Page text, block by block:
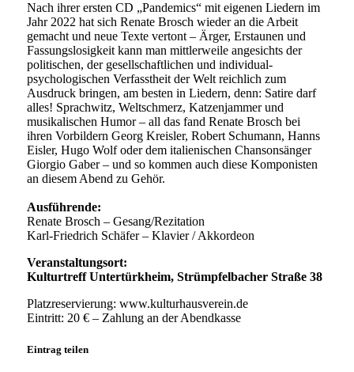
Nach ihrer ersten CD „Pandemics“ mit eigenen Liedern im
Jahr 2022 hat sich Renate Brosch wieder an die Arbeit
gemacht und neue Texte vertont – Ärger, Erstaunen und
Fassungslosigkeit kann man mittlerweile angesichts der
politischen, der gesellschaftlichen und individual-
psychologischen Verfasstheit der Welt reichlich zum
Ausdruck bringen, am besten in Liedern, denn: Satire darf
alles! Sprachwitz, Weltschmerz, Katzenjammer und
musikalischen Humor – all das fand Renate Brosch bei
ihren Vorbildern Georg Kreisler, Robert Schumann, Hanns
Eisler, Hugo Wolf oder dem italienischen Chansonsänger
Giorgio Gaber – und so kommen auch diese Komponisten
an diesem Abend zu Gehör.
Ausführende:
Renate Brosch – Gesang/Rezitation
Karl-Friedrich Schäfer – Klavier / Akkordeon
Veranstaltungsort:
Kulturtreff Untertürkheim, Strümpfelbacher Straße 38
Platzreservierung: www.kulturhausverein.de
Eintritt: 20 € – Zahlung an der Abendkasse
Eintrag teilen